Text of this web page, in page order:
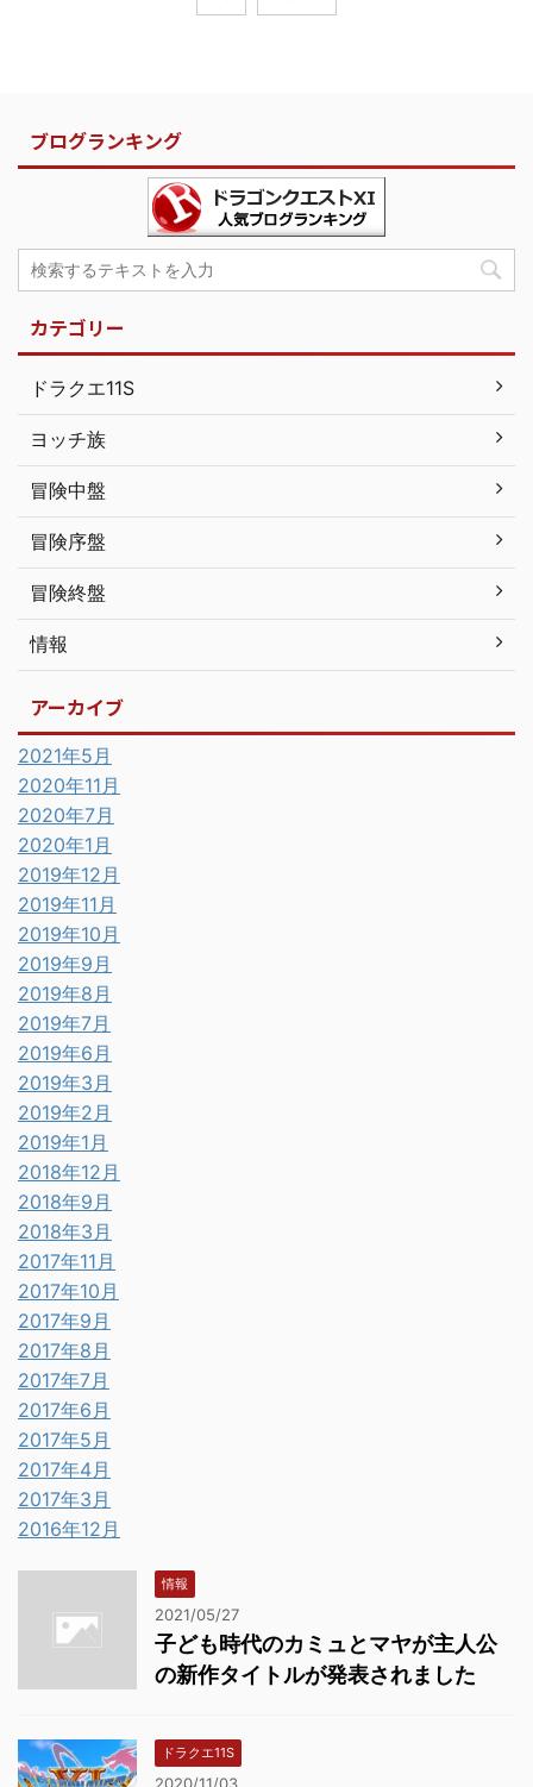
ブログランキング
カテゴリー
ドラクエ11S
ヨッチ族
冒険中盤
冒険序盤
冒険終盤
情報
アーカイブ
2021年5月
2020年11月
2020年7月
2020年1月
2019年12月
2019年11月
2019年10月
2019年9月
2019年8月
2019年7月
2019年6月
2019年3月
2019年2月
2019年1月
2018年12月
2018年9月
2018年3月
2017年11月
2017年10月
2017年9月
2017年8月
2017年7月
2017年6月
2017年5月
2017年4月
2017年3月
2016年12月
情報
2021/05/27
子ども時代のカミュとマヤが主人公
の新作タイトルが発表されました
ドラクエ11S